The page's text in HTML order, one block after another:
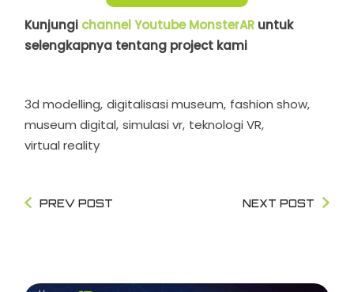
Kunjungi channel Youtube MonsterAR untuk
selengkapnya tentang project kami
3d modelling digitalisasi museum fashion show
museum digital simulasi vr teknologi VR
virtual reality
PREV POST NEXT POST